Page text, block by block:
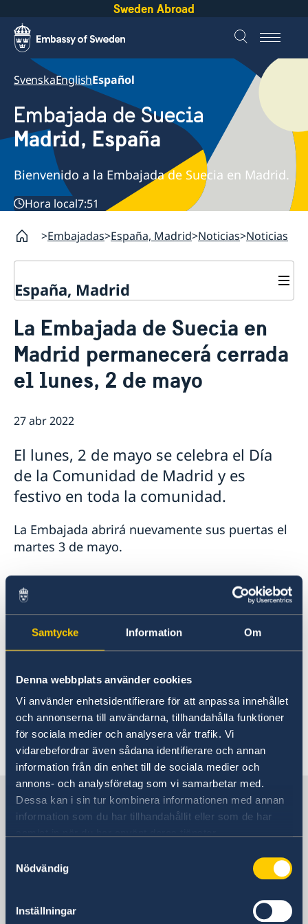
Samtycke Information Om
Denna webbplats använder cookies
Vi använder enhetsidentifierare för att anpassa innehållet
och annonserna till användarna, tillhandahålla funktioner
för sociala medier och analysera vår trafik. Vi
vidarebefordrar även sådana identifierare och annan
information från din enhet till de sociala medier och
annons- och analysföretag som vi samarbetar med.
Dessa kan i sin tur kombinera informationen med annan
information som du har tillhandahållit eller som de har
Nödvändig
Inställningar
Sweden Abroad
SvenskaEnglishEspañol
Embajada de Suecia
Madrid, España
Bienvenido a la Embajada de Suecia en Madrid.
Hora local7:51
Embajadas España, Madrid Noticias Noticias
España, Madrid
Sobre nosotros
Personal en la embajada
Reglamento General de Protección de Datos (RGPD)
Solicitud de acceso a documentos públicos
Noticias
Noticias
Prioridades en la promoción cultural y comercial
La Embajada de Suecia en
Madrid permanecerá cerrada
el lunes, 2 de mayo
27 abr 2022
El lunes, 2 de mayo se celebra el Día
de la Comunidad de Madrid y es
festivo en toda la comunidad.
La Embajada abrirá nuevamente sus puertas el
martes 3 de mayo.
En caso de una urgencia y/o si la Embajada
estuviera cerrada, puede llamar a la Embajada y
seguir las instrucciones para ser transferido al
Servicio de Turno (24h) del Ministerio de
Asuntos Exteriores en Suecia.
Ver datos de contacto y de apertura de la
embajada
aquí.
Última actualización 27 abr 2022, 16.42
Suecia en España
Embajada
Visiting address
28010 Madrid